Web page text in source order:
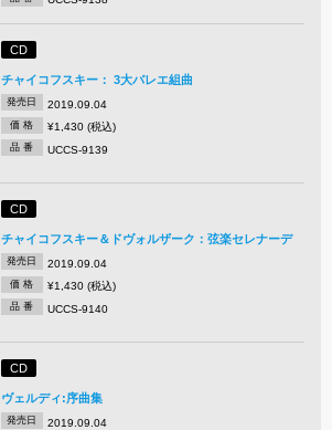
CD
チャイコフスキー： 3大バレエ組曲
発売日 2019.09.04
価 格 ¥1,430 (税込)
品 番 UCCS-9139
CD
チャイコフスキー＆ドヴォルザーク：弦楽セレナーデ
発売日 2019.09.04
価 格 ¥1,430 (税込)
品 番 UCCS-9140
CD
ヴェルディ:序曲集
発売日 2019.09.04